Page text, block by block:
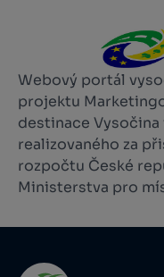
Webový portál
projektu
destinace
realizovaného za
rozpočtu České
Ministerstva pro